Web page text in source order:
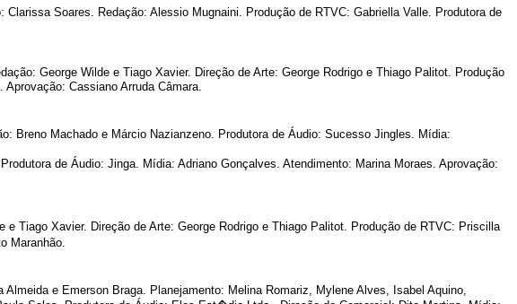
Soares. Redação: Alessio Mugnaini. Produção de RTVC: Gabriella Valle. Produtora de
George Wilde e Tiago Xavier. Direção de Arte: George Rodrigo e Thiago Palitot. Produção
Cassiano Arruda Câmara.
Breno Machado e Márcio Nazianzeno. Produtora de Áudio: Sucesso Jingles. Mídia:
de Áudio: Jinga. Mídia: Adriano Gonçalves. Atendimento: Marina Moraes. Aprovação:
Tiago Xavier. Direção de Arte: George Rodrigo e Thiago Palitot. Produção de RTVC: Priscilla
Maranhão.
e Emerson Braga. Planejamento: Melina Romariz, Mylene Alves, Isabel Aquino,